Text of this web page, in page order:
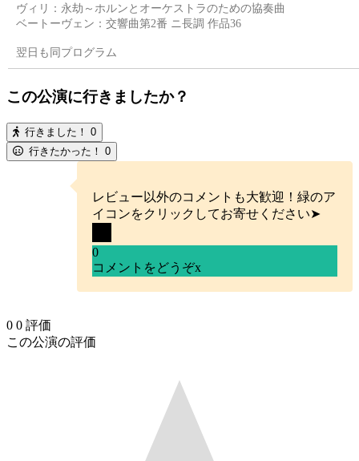
ヴィリ：永劫～ホルンとオーケストラのための協奏曲
ベートーヴェン：交響曲第2番 ニ長調 作品36
翌日も同プログラム
この公演に行きましたか？
行きました！ 0
行きたかった！ 0
レビュー以外のコメントも大歓迎！緑のア
イコンをクリックしてお寄せください➤
0
コメントをどうぞx
0 0 評価
この公演の評価